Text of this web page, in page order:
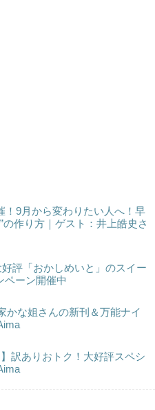
！9月から変わりたい人へ！早
の作り方｜ゲスト：井上皓史さ
好評「おかしめいと」のスイー
ペーン開催中
かな姐さんの新刊＆万能ナイ
訳ありおトク！大好評スペシ